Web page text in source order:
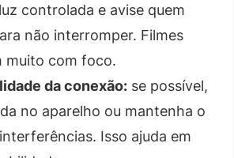
controlada e avise quem
não interromper. Filmes
muito com foco.
da conexão: se possível,
no aparelho ou mantenha o
Isso ajuda em